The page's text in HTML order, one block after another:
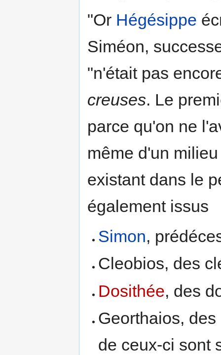
"Or Hégésippe
Siméon,
"n'était pas
creuses. Le
parce qu'on ne
même d'un
existant dans le
également issus
Simon,
Cleobios, des
Dosithée, des
Georthaios,
de ceux-ci sont